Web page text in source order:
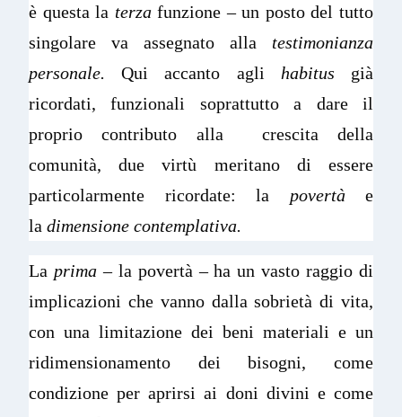
è questa la terzafunzione – un posto del tutto
singolare va assegnato alla testimonianza
personale.Qui accanto agli habitus già
ricordati, funzionali soprattutto a dare il
proprio contributo alla crescita della
comunità, due virtù meritano di essere
particolarmente ricordate: la povertà e
la dimensione contemplativa.
La prima– la povertà – ha un vasto raggio di
implicazioni che vanno dalla sobrietà di vita,
con una limitazione dei beni materiali e un
ridimensionamento dei bisogni, come
condizione per aprirsi ai doni divini e come